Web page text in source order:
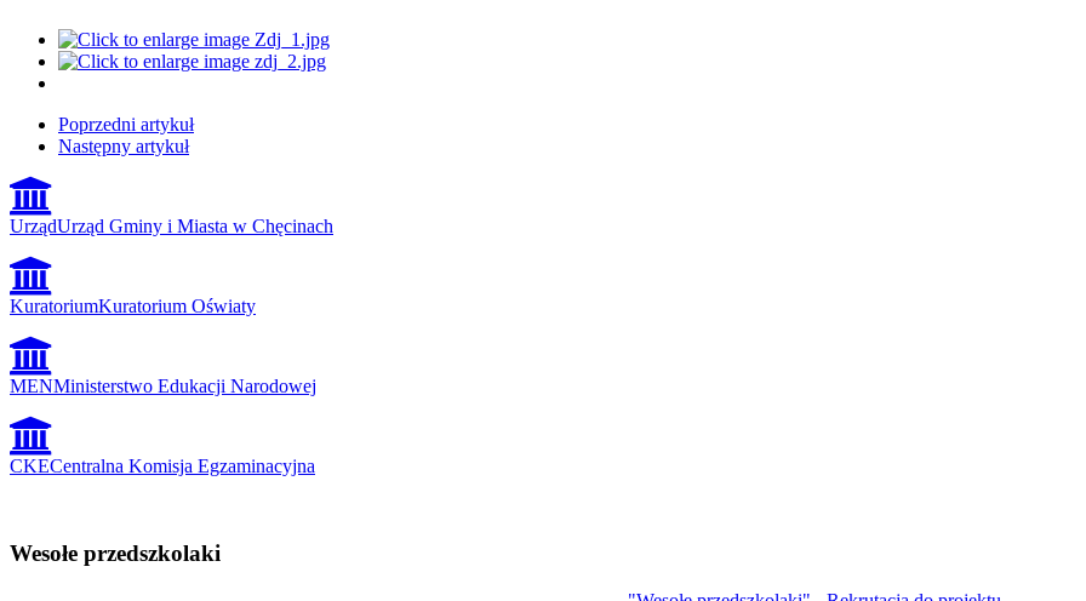
Poprzedni artykuł
Następny artykuł
UrządUrząd Gminy i Miasta w Chęcinach
KuratoriumKuratorium Oświaty
MENMinisterstwo Edukacji Narodowej
CKECentralna Komisja Egzaminacyjna
Wesołe przedszkolaki